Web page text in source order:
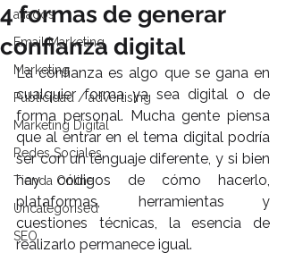
aliados
Email Marketing
Marketing
Publicidad / advertising
Marketing Digital
Redes Sociales
Tienda Online
Uncategorised
SEO
4 formas de generar
confianza digital
La confianza es algo que se gana en
cualquier forma ya sea digital o de
forma personal. Mucha gente piensa
que al entrar en el tema digital podría
ser con un lenguaje diferente, y si bien
hay códigos de cómo hacerlo,
plataformas, herramientas y
cuestiones técnicas, la esencia de
realizarlo permanece igual.